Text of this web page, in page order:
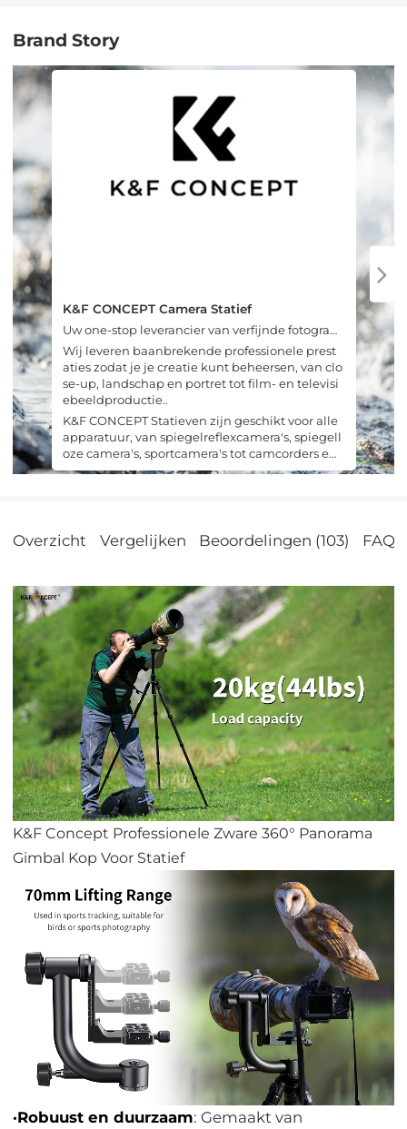
Brand Story
K&F CONCEPT Camera Statief
Uw one-stop leverancier van verfijnde fotografis
che oplossingen.
Wij leveren baanbrekende professionele prest
aties zodat je je creatie kunt beheersen, van clo
se-up, landschap en portret tot film- en televisi
ebeeldproductie..
K&F CONCEPT Statieven zijn geschikt voor alle
apparatuur, van spiegelreflexcamera's, spiegell
oze camera's, sportcamera's tot camcorders en
mobiele telefoons..
Overzicht Vergelijken Beoordelingen (103) FAQs
K&F Concept Professionele Zware 360° Panorama
Gimbal Kop Voor Statief
·Robuust en duurzaam: Gemaakt van